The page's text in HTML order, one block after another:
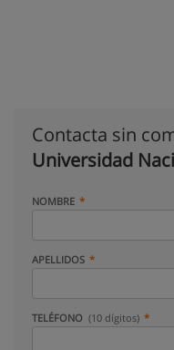
Contacta sin
Universidad
NOMBRE
APELLIDOS
TELÉFONO (10 dígitos)